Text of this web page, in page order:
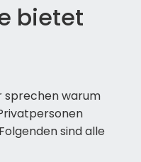
bietet
sprechen warum
sind alle